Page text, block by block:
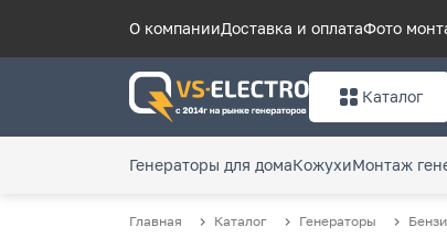
О компанииДоставка и оплатаФото
Каталог
Генераторы для домаКожухиМонтаж
Главная Каталог Генераторы